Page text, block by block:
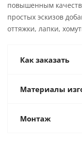
повышенным
простых эскизов
оттяжки, лапки,
Как заказать
Материалы
Монтаж